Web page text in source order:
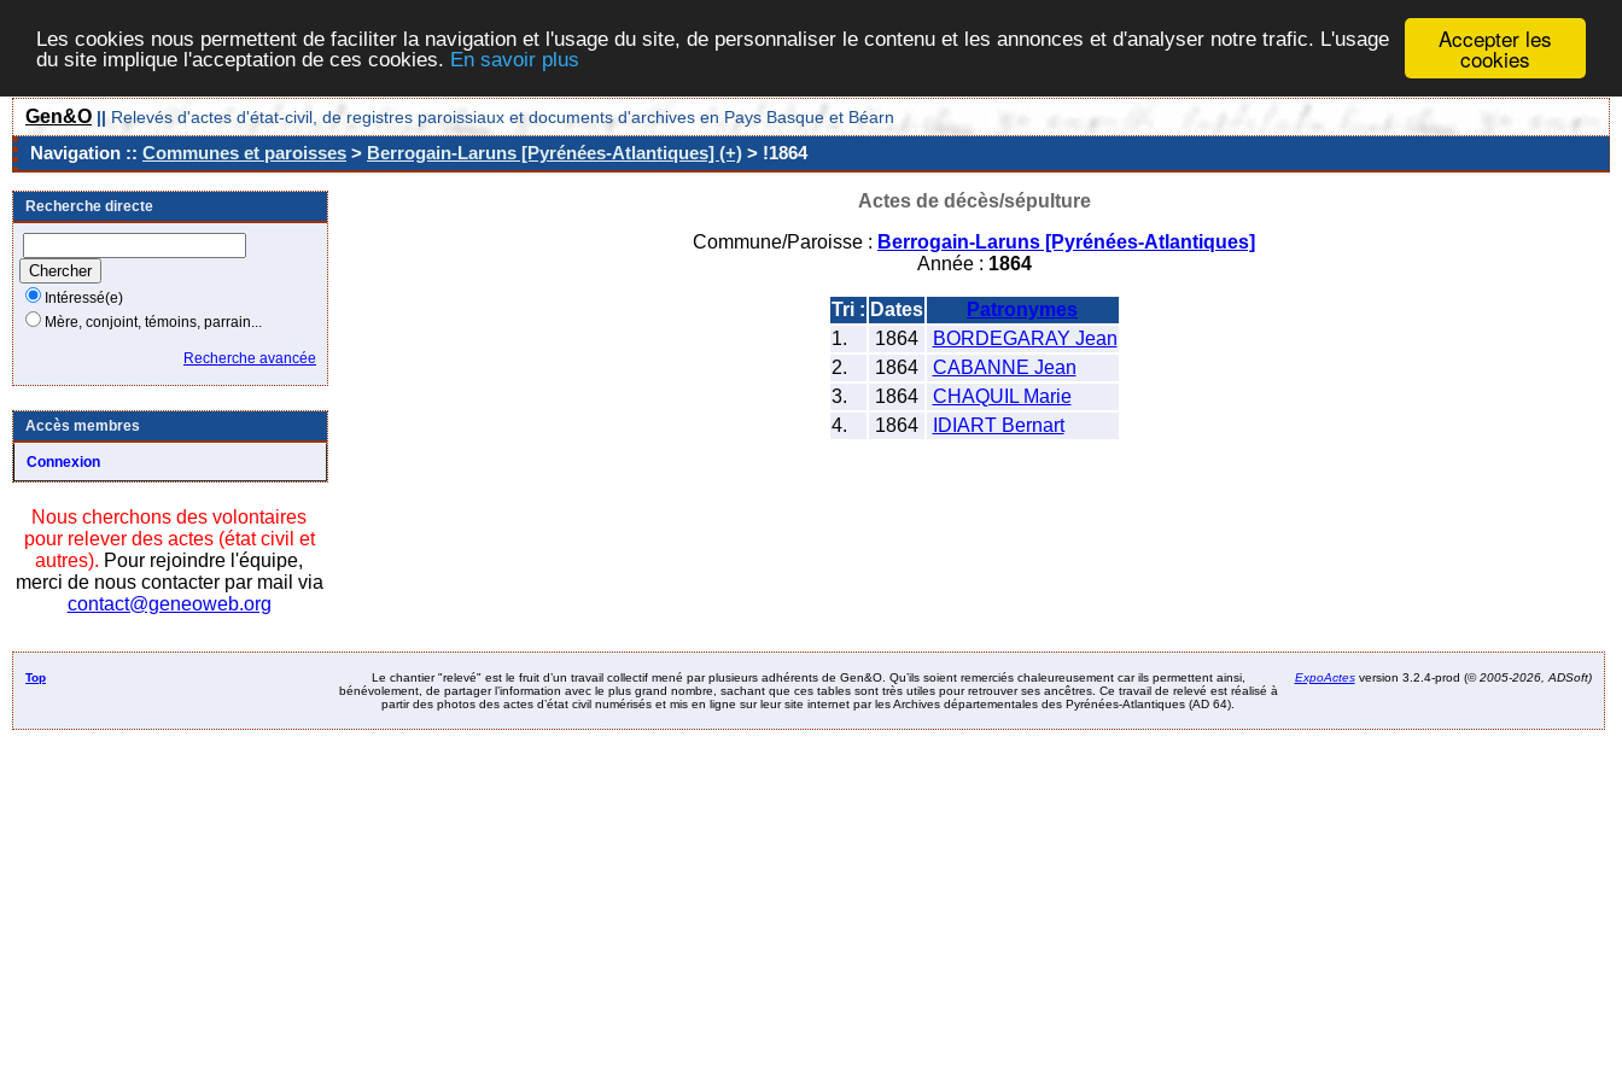
Accepter les
cookies
Les cookies nous permettent de faciliter la navigation et l'usage du site, de personnaliser le contenu et les annonces et d'analyser notre trafic. L'usage
du site implique l'acceptation de ces cookies. En savoir plus
Gen&O || Relevés d'actes d'état-civil, de registres paroissiaux et documents d'archives en Pays Basque et Béarn
Navigation :: Communes et paroisses > Berrogain-Laruns [Pyrénées-Atlantiques] (+) > !1864
Recherche directe
Intéressé(e)
Mère, conjoint, témoins, parrain...
Recherche avancée
Accès membres
Connexion
Nous cherchons des volontaires
pour relever des actes (état civil et
autres). Pour rejoindre l'équipe,
merci de nous contacter par mail via
contact@geneoweb.org
Actes de décès/sépulture
Commune/Paroisse : Berrogain-Laruns [Pyrénées-Atlantiques]
Année : 1864
Tri : Dates
Patronymes
1.
1864
BORDEGARAY Jean
2.
1864
CABANNE Jean
3.
1864
CHAQUIL Marie
4.
1864 IDIART Bernart
Top
Le chantier "relevé" est le fruit d’un travail collectif mené par plusieurs adhérents de Gen&O. Qu’ils soient remerciés chaleureusement car ils permettent ainsi,
bénévolement, de partager l’information avec le plus grand nombre, sachant que ces tables sont très utiles pour retrouver ses ancêtres. Ce travail de relevé est réalisé à
partir des photos des actes d’état civil numérisés et mis en ligne sur leur site internet par les Archives départementales des Pyrénées-Atlantiques (AD 64).
ExpoActesversion 3.2.4-prod (©2005-2026, ADSoft)